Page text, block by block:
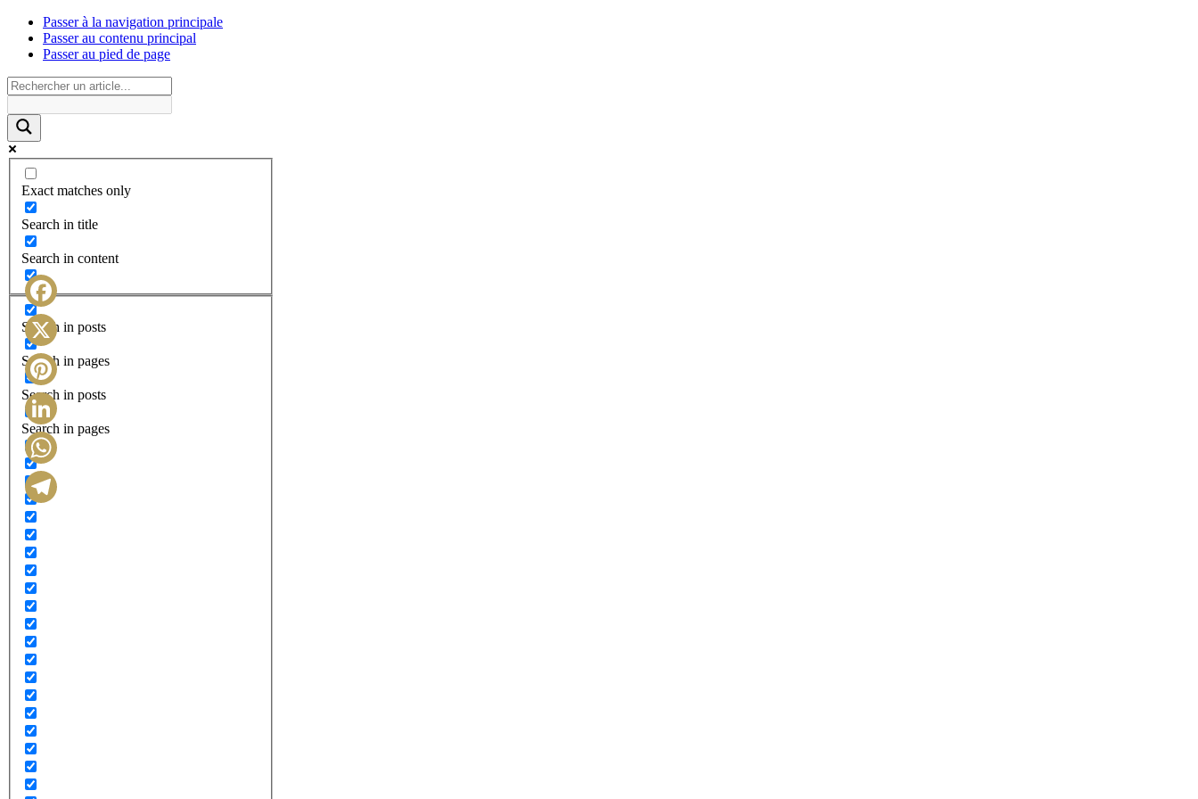
Passer à la navigation principale
Passer au contenu principal
Passer au pied de page
Exact matches only
Search in title
Search in content
Search in posts
Search in pages
Search in posts
Search in pages
Facebook
X
Pinterest
LinkedIn
WhatsApp
Telegram